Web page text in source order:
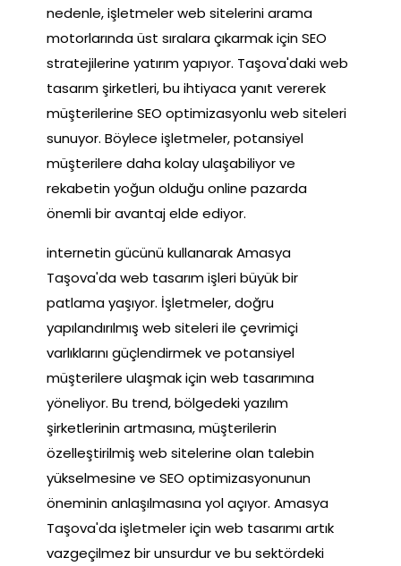
nedenle, işletmeler web sitelerini arama
motorlarında üst sıralara çıkarmak için SEO
stratejilerine yatırım yapıyor. Taşova'daki web
tasarım şirketleri, bu ihtiyaca yanıt vererek
müşterilerine SEO optimizasyonlu web siteleri
sunuyor. Böylece işletmeler, potansiyel
müşterilere daha kolay ulaşabiliyor ve
rekabetin yoğun olduğu online pazarda
önemli bir avantaj elde ediyor.
internetin gücünü kullanarak Amasya
Taşova'da web tasarım işleri büyük bir
patlama yaşıyor. İşletmeler, doğru
yapılandırılmış web siteleri ile çevrimiçi
varlıklarını güçlendirmek ve potansiyel
müşterilere ulaşmak için web tasarımına
yöneliyor. Bu trend, bölgedeki yazılım
şirketlerinin artmasına, müşterilerin
özelleştirilmiş web sitelerine olan talebin
yükselmesine ve SEO optimizasyonunun
öneminin anlaşılmasına yol açıyor. Amasya
Taşova'da işletmeler için web tasarımı artık
vazgeçilmez bir unsurdur ve bu sektördeki